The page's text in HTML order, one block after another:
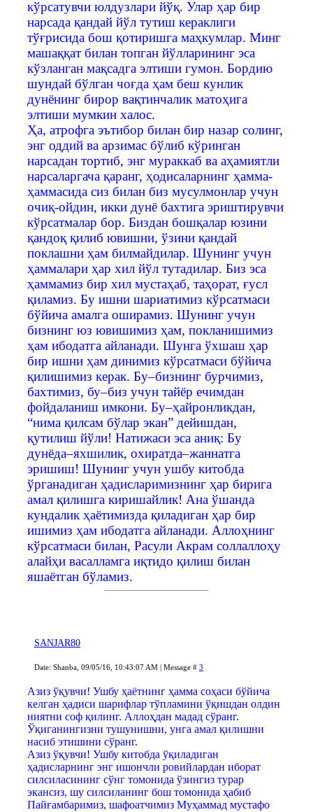
кўрсатувчи юлдузлари йўқ. Улар ҳар бир
нарсада қандай йўл тутиш кераклиги
тўғрисида бош қотиришга маҳкумлар. Минг
машаққат билан топган йўлларининг эса
кўзланган мақсадга элтиши гумон. Бордию
шундай бўлган чоғда ҳам беш кунлик
дунёнинг бирор вақтинчалик матоҳига
элтиши мумкин халос.
Ҳа, атрофга эътибор билан бир назар солинг,
энг оддий ва арзимас бўлиб кўринган
нарсадан тортиб, энг мураккаб ва аҳамиятли
нарсаларгача қаранг, ҳодисаларнинг ҳамма-
ҳаммасида сиз билан биз мусулмонлар учун
очиқ-ойдин, икки дунё бахтига эриштирувчи
кўрсатмалар бор. Биздан бошқалар юзини
қандоқ қилиб ювишни, ўзини қандай
поклашни ҳам билмайдилар. Шунинг учун
ҳаммалари ҳар хил йўл тутадилар. Биз эса
ҳаммамиз бир хил мустаҳаб, таҳорат, ғусл
қиламиз. Бу ишни шариатимиз кўрсатмаси
бўйича амалга оширамиз. Шунинг учун
бизнинг юз ювишимиз ҳам, покланишимиз
ҳам ибодатга айланади. Шунга ўхшаш ҳар
бир ишни ҳам динимиз кўрсатмаси бўйича
қилишимиз керак. Бу–бизнинг бурчимиз,
бахтимиз, бу–биз учун тайёр ечимдан
фойдаланиш имкони. Бу–ҳайронликдан,
“нима қилсам бўлар экан” дейишдан,
қутилиш йўли! Натижаси эса аниқ: Бу
дунёда–яхшилик, охиратда–жаннатга
эришиш! Шунинг учун ушбу китобда
ўрганадиган ҳадисларимизнинг ҳар бирига
амал қилишга киришайлик! Ана ўшанда
кундалик ҳаётимизда қиладиган ҳар бир
ишимиз ҳам ибодатга айланади. Аллоҳнинг
кўрсатмаси билан, Расули Акрам соллаллоҳу
алайҳи васалламга иқтидо қилиш билан
яшаётган бўламиз.
SANJAR80
Date: Shanba, 09/05/16, 10:43:07 AM | Message # 3
Азиз ўқувчи! Ушбу ҳаётнинг ҳамма соҳаси бўйича
келган ҳадиси шарифлар тўпламини ўқишдан олдин
ниятни соф қилинг. Аллоҳдан мадад сўранг.
Ўқиганингизни тушунишни, унга амал қилишни
насиб этишини сўранг.
Азиз ўқувчи! Ушбу китобда ўқиладиган
ҳадисларнинг энг ишончли ровийлардан иборат
силсиласининг сўнг томонида ўзингиз турар
экансиз, шу силсиланинг бош томонида ҳабиб
Пайғамбаримиз, шафоатчимиз Муҳаммад мустафо